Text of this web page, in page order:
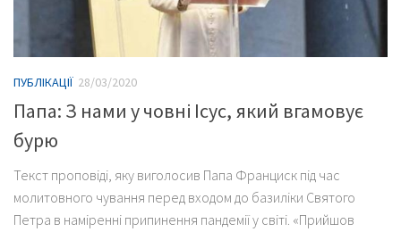
ПУБЛІКАЦІЇ 28/03/2020
Папа: З нами у човні Ісус, який вгамовує
бурю
Текст проповіді, яку виголосив Папа Франциск під час
молитовного чування перед входом до базиліки Святого
Петра в наміренні припинення пандемії у світі. «Прийшов